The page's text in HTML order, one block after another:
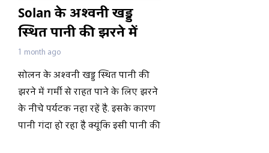
Solan के अश्वनी खड्ड
स्थित पानी की झरने में
पर्यटकों का लगा तांता
1 month ago
सोलन के अश्वनी खड्ड स्थित पानी की
झरने में गर्मी से राहत पाने के लिए झरने
के नीचे पर्यटक नहा रहें है. इसके कारण
पानी गंदा हो रहा है क्यूंकि इसी पानी की